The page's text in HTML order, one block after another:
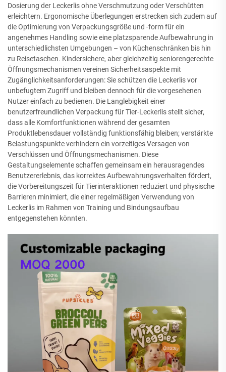
Dosierung der Leckerlis ohne Verschmutzung oder Verschütten
erleichtern. Ergonomische Überlegungen erstrecken sich zudem auf
die Optimierung von Verpackungsgröße und -form für ein
angenehmes Handling sowie eine platzsparende Aufbewahrung in
unterschiedlichsten Umgebungen – von Küchenschränken bis hin
zu Reisetaschen. Kindersichere, aber gleichzeitig seniorengerechte
Öffnungsmechanismen vereinen Sicherheitsaspekte mit
Zugänglichkeitsanforderungen: Sie schützen die Leckerlis vor
unbefugtem Zugriff und bleiben dennoch für die vorgesehenen
Nutzer einfach zu bedienen. Die Langlebigkeit einer
benutzerfreundlichen Verpackung für Tier-Leckerlis stellt sicher,
dass alle Komfortfunktionen während der gesamten
Produktlebensdauer vollständig funktionsfähig bleiben; verstärkte
Belastungspunkte verhindern ein vorzeitiges Versagen von
Verschlüssen und Öffnungsmechanismen. Diese
Gestaltungselemente schaffen gemeinsam ein herausragendes
Benutzererlebnis, das korrektes Aufbewahrungsverhalten fördert,
die Vorbereitungszeit für Tierinteraktionen reduziert und physische
Barrieren minimiert, die einer regelmäßigen Verwendung von
Leckerlis im Rahmen von Training und Bindungsaufbau
entgegenstehen könnten.